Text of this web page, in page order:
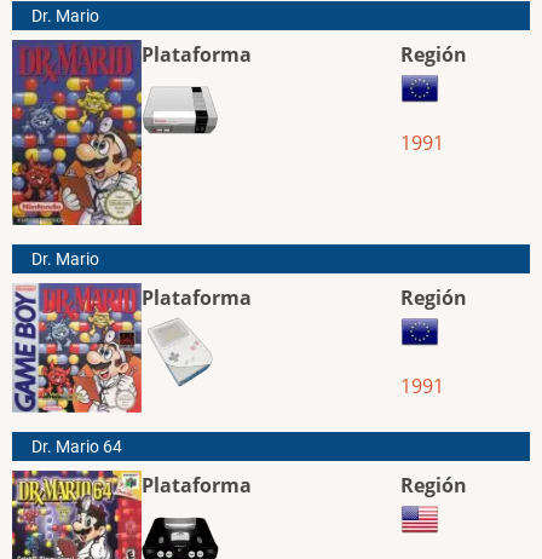
Dr. Mario
Plataforma Región
1991
Dr. Mario
Plataforma Región
1991
Dr. Mario 64
Plataforma Región